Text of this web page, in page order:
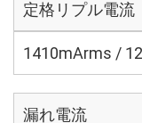
定格リプル電流
1410mArms /
漏れ電流